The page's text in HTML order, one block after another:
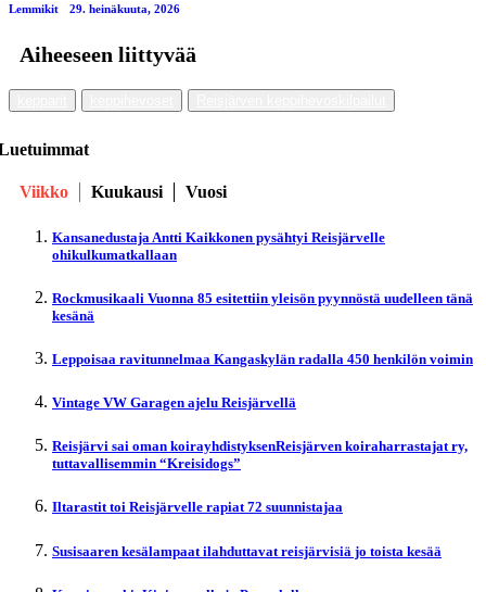
Lemmikit 29. heinäkuuta, 2026
Aiheeseen liittyvää
Viikko Kuukausi Vuosi
Kansanedustaja Antti Kaikkonen pysähtyi Reisjärvelle
ohikulkumatkallaan
Rockmusikaali Vuonna 85 esitettiin yleisön pyynnöstä uudelleen tänä
kesänä
Leppoisaa ravitunnelmaa Kangaskylän radalla 450 henkilön voimin
Vintage VW Garagen ajelu Reisjärvellä
Reisjärvi sai oman koirayhdistyksenReisjärven koiraharrastajat ry,
tuttavallisemmin “Kreisidogs”
Iltarastit toi Reisjärvelle rapiat 72 suunnistajaa
Susisaaren kesälampaat ilahduttavat reisjärvisiä jo toista kesää